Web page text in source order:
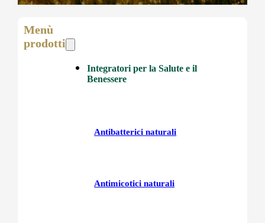
Menù
prodotti
Integratori per la Salute e il
Benessere
Antibatterici naturali
Antimicotici naturali